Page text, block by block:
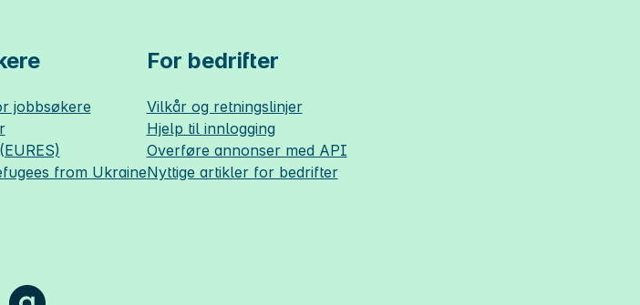
jobbsøkere
from Ukraine
For bedrifter
Vilkår og retningslinjer
Hjelp til innlogging
Overføre annonser med API
Nyttige artikler for bedrifter